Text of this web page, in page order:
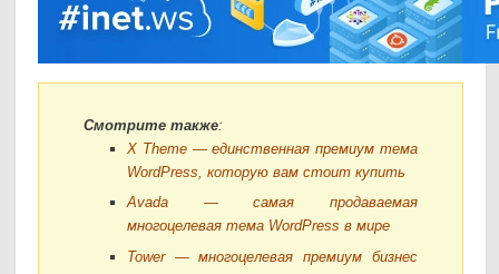
Смотрите также:
X Theme — единственная премиум тема
WordPress, которую вам стоит купить
Avada — самая продаваемая
многоцелевая тема WordPress в мире
Tower — многоцелевая премиум бизнес